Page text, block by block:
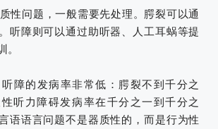
性问题，一般需要先处理。腭裂可以通
听障则可以通过助听器、人工耳蜗等提
。
障的发病率非常低：腭裂不到千分之
听力障碍发病率在千分之一到千分之
语语言问题不是器质性的，而是行为性